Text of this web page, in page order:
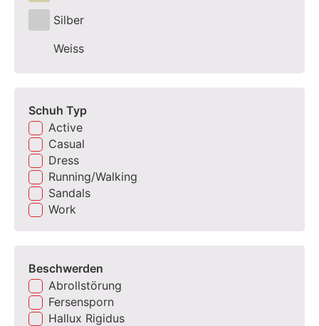
Silber
Weiss
Schuh Typ
Active
Casual
Dress
Running/Walking
Sandals
Work
Beschwerden
Abrollstörung
Fersensporn
Hallux Rigidus